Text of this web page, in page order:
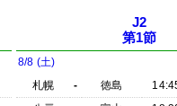
J2
第1節
8/8 (土)
札幌
- 徳島